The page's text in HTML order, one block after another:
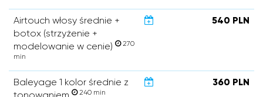
Airtouch włosy średnie +
botox (strzyżenie +
modelowanie w cenie)
270
min
540 PLN
Baleyage 1 kolor średnie z
240 min
360 PLN